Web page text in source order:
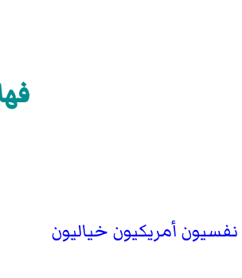
نفسيون أمريكيون خياليون